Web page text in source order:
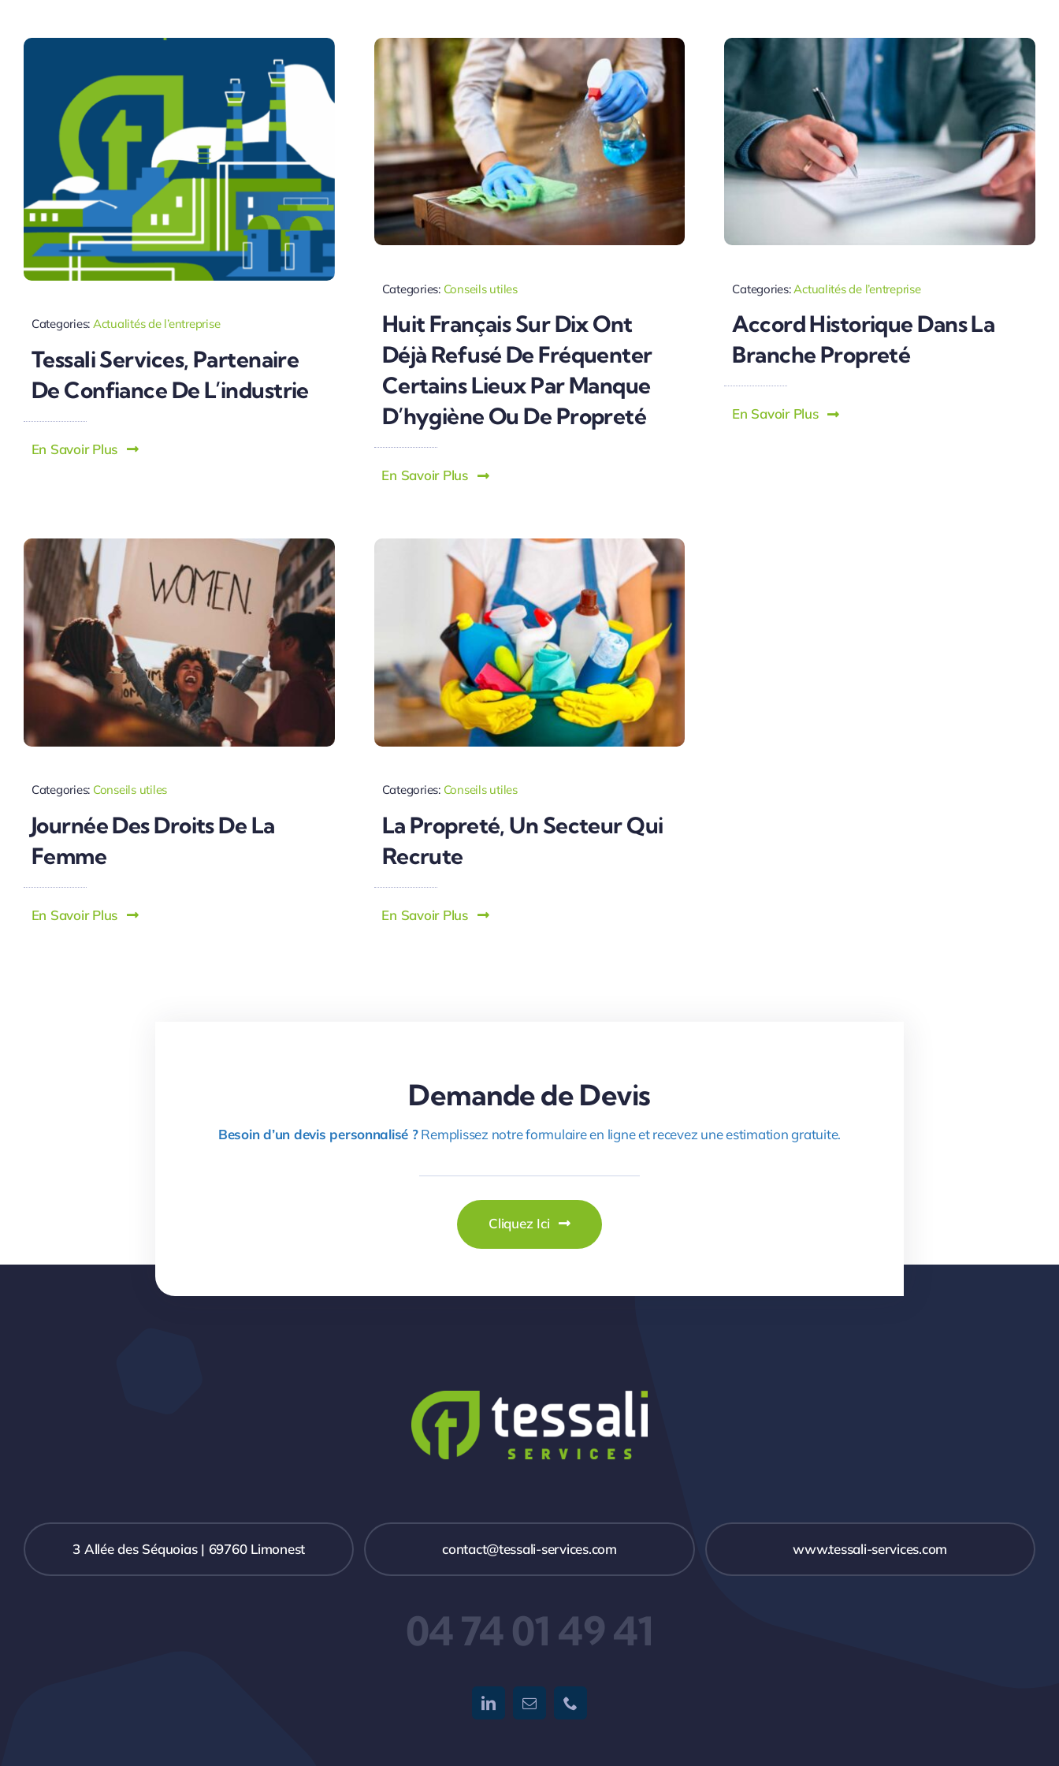
Categories: Actualités de l’entreprise
Tessali Services, Partenaire
De Confiance De L’industrie
En Savoir Plus
Categories: Conseils utiles
Huit Français Sur Dix Ont
Déjà Refusé De Fréquenter
Certains Lieux Par Manque
D’hygiène Ou De Propreté
En Savoir Plus
Categories:Actualités de l’entreprise
Accord Historique Dans La
Branche Propreté
En Savoir Plus
Categories: Conseils utiles
Journée Des Droits De La
Femme
En Savoir Plus
Categories: Conseils utiles
La Propreté, Un Secteur Qui
Recrute
En Savoir Plus
Demande de Devis
Besoin d’un devis personnalisé ?Remplissez notre formulaire en ligne et recevez une estimation gratuite.
Cliquez Ici
3 Allée des Séquoias | 69760 Limonest contact@tessali-services.com www.tessali-services.com
04 74 01 49 41